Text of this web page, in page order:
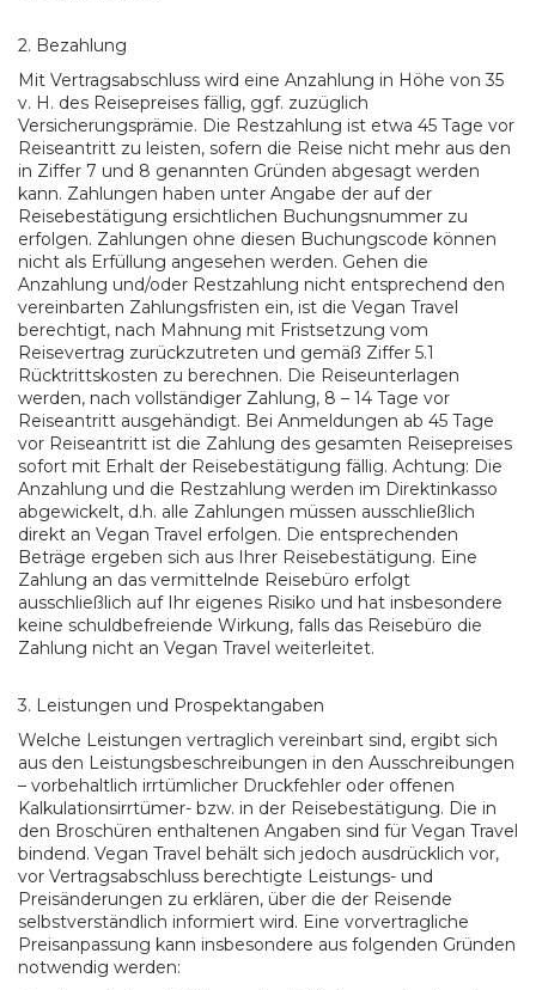
2. Bezahlung
Mit Vertragsabschluss wird eine Anzahlung in Höhe von 35
v. H. des Reisepreises fällig, ggf. zuzüglich
Versicherungsprämie. Die Restzahlung ist etwa 45 Tage vor
Reiseantritt zu leisten, sofern die Reise nicht mehr aus den
in Ziffer 7 und 8 genannten Gründen abgesagt werden
kann. Zahlungen haben unter Angabe der auf der
Reisebestätigung ersichtlichen Buchungsnummer zu
erfolgen. Zahlungen ohne diesen Buchungscode können
nicht als Erfüllung angesehen werden. Gehen die
Anzahlung und/oder Restzahlung nicht entsprechend den
vereinbarten Zahlungsfristen ein, ist die Vegan Travel
berechtigt, nach Mahnung mit Fristsetzung vom
Reisevertrag zurückzutreten und gemäß Ziffer 5.1
Rücktrittskosten zu berechnen. Die Reiseunterlagen
werden, nach vollständiger Zahlung, 8 – 14 Tage vor
Reiseantritt ausgehändigt. Bei Anmeldungen ab 45 Tage
vor Reiseantritt ist die Zahlung des gesamten Reisepreises
sofort mit Erhalt der Reisebestätigung fällig. Achtung: Die
Anzahlung und die Restzahlung werden im Direktinkasso
abgewickelt, d.h. alle Zahlungen müssen ausschließlich
direkt an Vegan Travel erfolgen. Die entsprechenden
Beträge ergeben sich aus Ihrer Reisebestätigung. Eine
Zahlung an das vermittelnde Reisebüro erfolgt
ausschließlich auf Ihr eigenes Risiko und hat insbesondere
keine schuldbefreiende Wirkung, falls das Reisebüro die
Zahlung nicht an Vegan Travel weiterleitet.
3. Leistungen und Prospektangaben
Welche Leistungen vertraglich vereinbart sind, ergibt sich
aus den Leistungsbeschreibungen in den Ausschreibungen
– vorbehaltlich irrtümlicher Druckfehler oder offenen
Kalkulationsirrtümer- bzw. in der Reisebestätigung. Die in
den Broschüren enthaltenen Angaben sind für Vegan Travel
bindend. Vegan Travel behält sich jedoch ausdrücklich vor,
vor Vertragsabschluss berechtigte Leistungs- und
Preisänderungen zu erklären, über die der Reisende
selbstverständlich informiert wird. Eine vorvertragliche
Preisanpassung kann insbesondere aus folgenden Gründen
notwendig werden: